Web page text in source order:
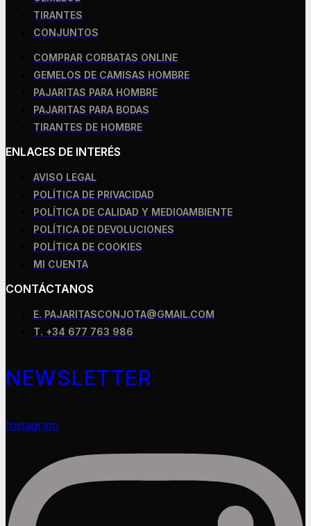
TIRANTES
CONJUNTOS
COMPRAR CORBATAS ONLINE
GEMELOS DE CAMISAS HOMBRE
PAJARITAS PARA HOMBRE
PAJARITAS PARA BODAS
TIRANTES DE HOMBRE
ENLACES DE INTERÉS
AVISO LEGAL
POLÍTICA DE PRIVACIDAD
POLÍTICA DE CALIDAD Y MEDIOAMBIENTE
POLÍTICA DE DEVOLUCIONES
POLÍTICA DE COOKIES
MI CUENTA
CONTÁCTANOS
E. PAJARITASCONJOTA@GMAIL.COM
T. +34 677 763 986
NEWSLETTER
Instagram